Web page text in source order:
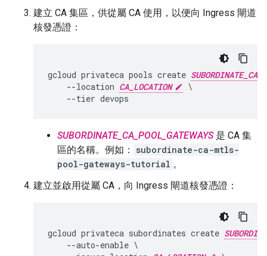
建立 CA 集區，供從屬 CA 使用，以便向 Ingress 閘道
核發憑證：
gcloud privateca pools create
    --location
CA_LOCATION
\
SUBORDINATE_CA_POOL_GATEWAYS是 CA 集
區的名稱。例如：
subordinate-ca-mtls-
pool-gateways-tutorial 。
建立並啟用從屬 CA，向 Ingress 閘道核發憑證：
gcloud privateca subordinates create
    --auto-enable \